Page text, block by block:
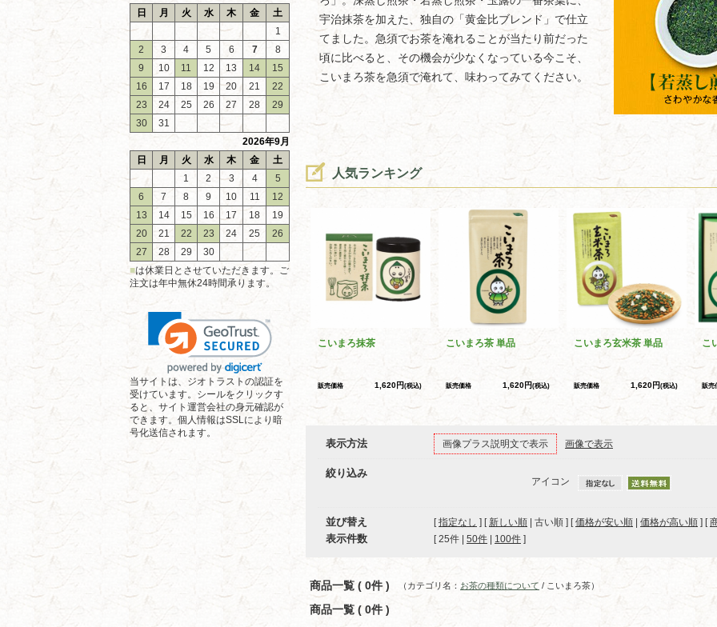
日
月 火 水 木 金
土
1
2
3 4 5 6 7
8
9
10 11 12 13 14
15
16
17 18 19 20 21
22
23
24 25 26 27 28
29
30
31
2026年9月
日
月 火 水 木 金
土
1
2 3 4
5
6
7 8 9 10 11
12
13
14 15 16 17 18
19
20
21 22 23 24 25
26
27
28 29
30
■は休業日とさせていただきます。ご
注文は年中無休24時間承ります。
当サイトは、ジオトラストの認証を
受けています。シールをクリックす
ると、サイト運営会社の身元確認が
できます。個人情報はSSLにより暗
号化送信されます。
宇治抹茶を加えた、独自の「黄金比ブレンド」で仕立
てました。急須でお茶を淹れることが当たり前だった
頃に比べると、その機会が少なくなっている今こそ、
こいまろ茶を急須で淹れて、味わってみてください。
人気ランキング
こいまろ抹茶
販売価格 1,620円(税込)
こいまろ茶 単品
販売価格 1,620円(税込)
こいまろ玄米茶 単品
販売価格 1,620円(税込)
こ
販売
表示方法 画像プラス説明文で表示 画像で表示
絞り込み
アイコン
並び替え [指定なし ] [ 新しい順 | 古い順 ] [価格が安い順 価格が高い順 ] [
表示件数 [ 25件 50件 100件 ]
商品一覧 ( 0件 ) （カテゴリ名： お茶の種類について / こいまろ茶）
商品一覧 ( 0件 )